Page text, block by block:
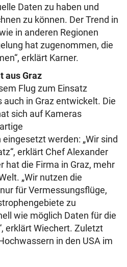
Daten zu haben und
zu können. Der Trend in
in anderen Regionen
hat zugenommen, die
erklärt Karner.
aus Graz
Flug zum Einsatz
in Graz entwickelt. Die
sich auf Kameras
werden: „Wir sind
erklärt Chef Alexander
hat die Firma in Graz, mehr
„Wir nutzen die
für Vermessungsflüge,
zu
wie möglich Daten für die
erklärt Wiechert. Zuletzt
in den USA im